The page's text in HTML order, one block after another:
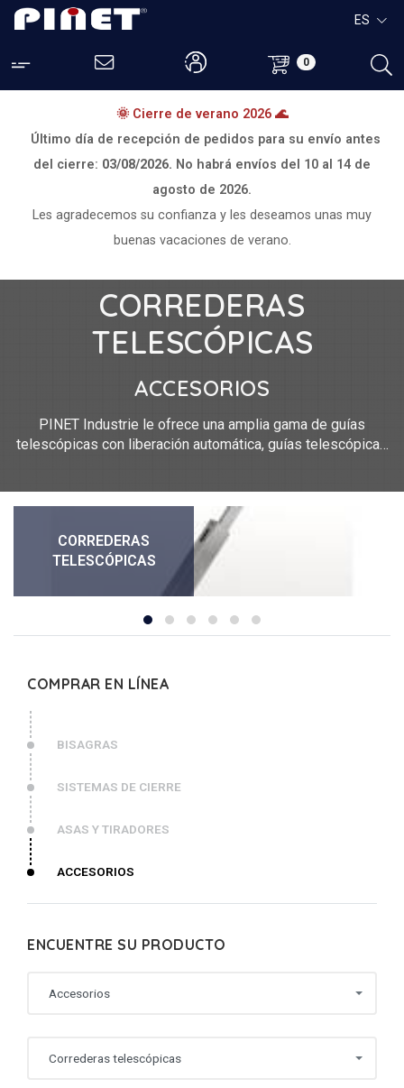
0
ES
🌞 Cierre de verano 2026 🌊
Último día de recepción de pedidos para su envío antes
del cierre: 03/08/2026. No habrá envíos del 10 al 14 de
agosto de 2026.
Les agradecemos su confianza y les deseamos unas muy
buenas vacaciones de verano.
CORREDERAS
TELESCÓPICAS
ACCESORIOS
PINET Industrie le ofrece una amplia gama de guías
telescópicas con liberación automática, guías telescópicas
acero inoxidable 304.
CORREDERAS
TELESCÓPICAS
COMPRAR EN LÍNEA
BISAGRAS
SISTEMAS DE CIERRE
ASAS Y TIRADORES
ACCESORIOS
ENCUENTRE SU PRODUCTO
Accesorios
Correderas telescópicas